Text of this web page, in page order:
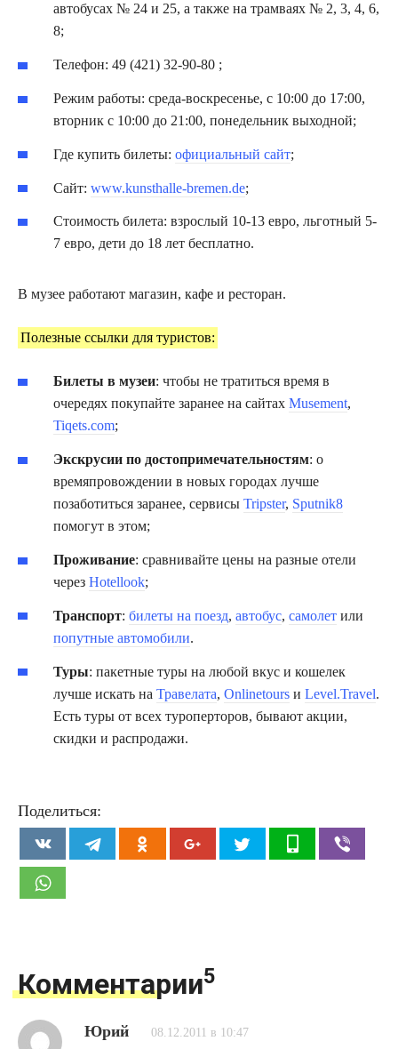
автобусах № 24 и 25, а также на трамваях № 2, 3, 4, 6,
8;
Телефон: 49 (421) 32-90-80 ;
Режим работы: среда-воскресенье, с 10:00 до 17:00,
вторник с 10:00 до 21:00, понедельник выходной;
Где купить билеты: официальный сайт;
Сайт: www.kunsthalle-bremen.de;
Стоимость билета: взрослый 10-13 евро, льготный 5-
7 евро, дети до 18 лет бесплатно.
В музее работают магазин, кафе и ресторан.
Полезные ссылки для туристов:
Билеты в музеи: чтобы не тратиться время в
очередях покупайте заранее на сайтах Musement,
Tiqets.com;
Экскрусии по достопримечательностям: о
времяпровождении в новых городах лучше
позаботиться заранее, сервисы Tripster, Sputnik8
помогут в этом;
Проживание: сравнивайте цены на разные отели
через Hotellook;
Транспорт: билеты на поезд, автобус, самолет или
попутные автомобили.
Туры: пакетные туры на любой вкус и кошелек
лучше искать на Травелата, Onlinetours и Level.Travel.
Есть туры от всех туроперторов, бывают акции,
скидки и распродажи.
Поделиться:
Комментарии5
Юрий 08.12.2011 в 10:47